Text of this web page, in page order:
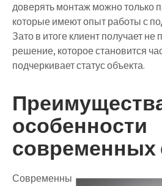
доверять монтаж можно только
которые имеют опыт работы с
Зато в итоге клиент получает не
решение, которое становится
подчеркивает статус объекта.
особенности
современных
Современны